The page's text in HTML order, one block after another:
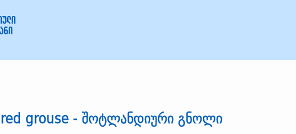
red grouse - შოტლანდიური გნოლი